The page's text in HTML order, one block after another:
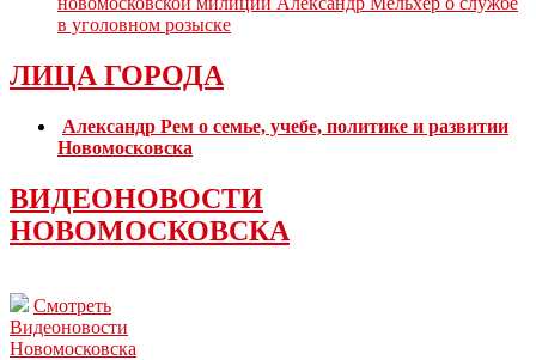
в уголовном розыске
ЛИЦА ГОРОДА
Александр Рем о семье, учебе, политике и развитии
Новомосковска
ВИДЕОНОВОСТИ
НОВОМОСКОВСКА
Смотреть
Видеоновости
Новомосковска